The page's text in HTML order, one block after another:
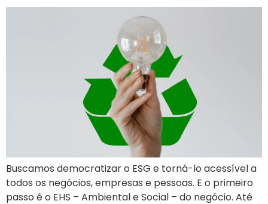
Buscamos democratizar o ESG e torná-lo acessível a
todos os negócios, empresas e pessoas. E o primeiro
passo é o EHS – Ambiental e Social – do negócio. Até